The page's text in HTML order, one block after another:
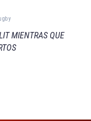
MIENTRAS QUE